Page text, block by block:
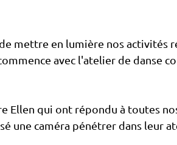
mettre en lumière nos activités
avec l'atelier de danse
Ellen qui ont répondu à toutes
une caméra pénétrer dans leur